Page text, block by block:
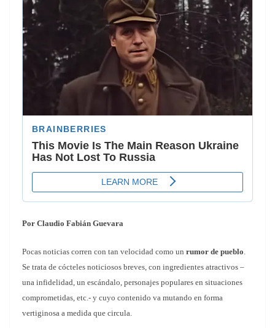
Por Claudio Fabián Guevara
Pocas noticias corren con tan velocidad como un rumor de pueblo
Se trata de cócteles noticiosos breves, con ingredientes atractivos –
una infidelidad, un escándalo, personajes populares en situaciones
comprometidas, etc.- y cuyo contenido va mutando en forma
vertiginosa a medida que circula.